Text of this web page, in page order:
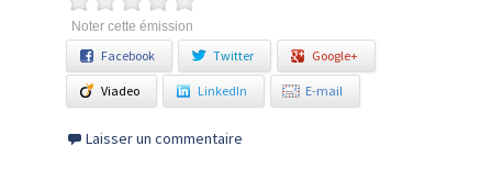
Noter cette émission
Facebook Twitter Google+
Viadeo LinkedIn E-mail
Laisser un commentaire